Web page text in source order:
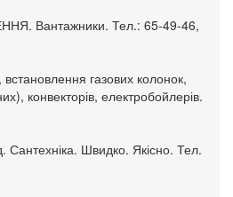
Вантажники. Тел.: 65-49-46,
газових колонок,
конвекторів, електробойлерів.
Швидко. Якісно. Тел.